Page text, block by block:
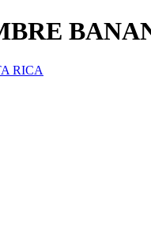
RICA